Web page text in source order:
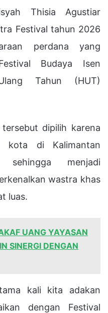
Thisia Agustiar
Festival tahun 2026
perdana yang
Budaya Isen
Tahun (HUT)
dipilih karena
kota di Kalimantan
menjadi
wastra khas
luas.
UANG YAYASAN
SINERGI DENGAN
kali kita adakan
dengan Festival